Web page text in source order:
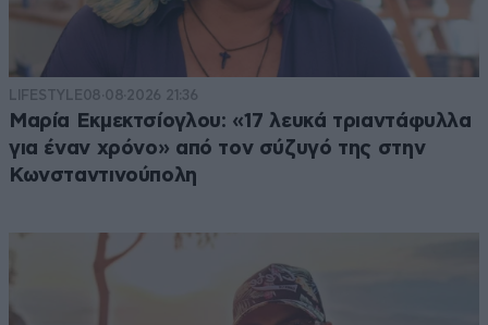
LIFESTYLE08·08·2026 21:36
Μαρία Εκμεκτσίογλου: «17 λευκά τριαντάφυλλα
για έναν χρόνο» από τον σύζυγό της στην
Κωνσταντινούπολη